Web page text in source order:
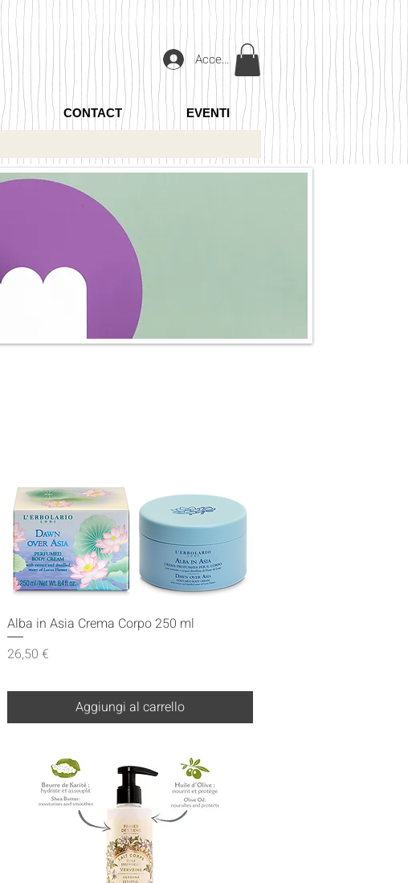
Accedi
CONTACT EVENTI
Vista rapida
Alba in Asia Crema Corpo 250 ml
Prezzo
26,50 €
Aggiungi al carrello